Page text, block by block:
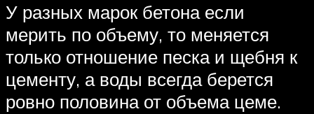
У разных марок бетона если
мерить по объему, то меняется
только отношение песка и щебня к
цементу, а воды всегда берется
ровно половина от объема цеме.